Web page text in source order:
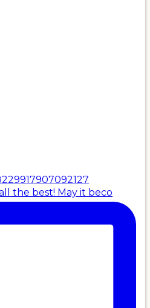
the best! May it beco